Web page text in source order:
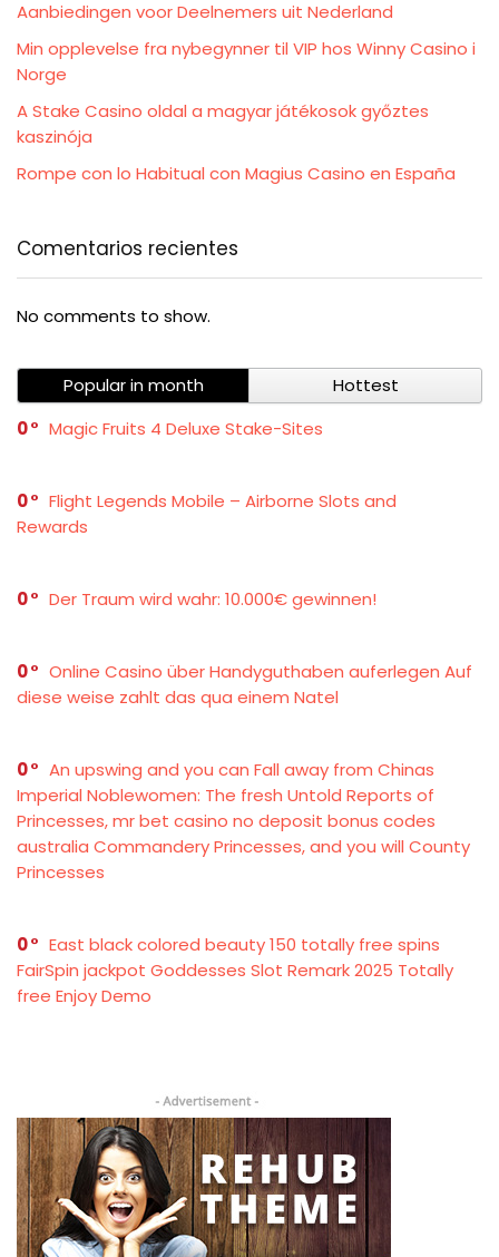
Aanbiedingen voor Deelnemers uit Nederland
Min opplevelse fra nybegynner til VIP hos Winny Casino i
Norge
A Stake Casino oldal a magyar játékosok győztes
kaszinója
Rompe con lo Habitual con Magius Casino en España
Comentarios recientes
No comments to show.
Popular in month
Hottest
0
Magic Fruits 4 Deluxe Stake-Sites
0
Flight Legends Mobile – Airborne Slots and
Rewards
0 Der Traum wird wahr: 10.000€ gewinnen!
0
Online Casino über Handyguthaben auferlegen Auf
diese weise zahlt das qua einem Natel
0
An upswing and you can Fall away from Chinas
Imperial Noblewomen: The fresh Untold Reports of
Princesses, mr bet casino no deposit bonus codes
australia Commandery Princesses, and you will County
Princesses
0
East black colored beauty 150 totally free spins
FairSpin jackpot Goddesses Slot Remark 2025 Totally
free Enjoy Demo